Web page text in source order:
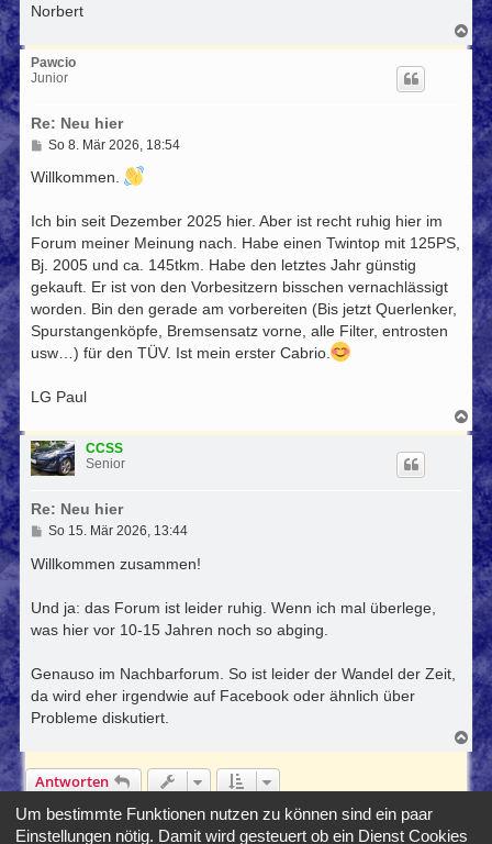
Norbert
N
a
h
o
b
e
n
Pawcio
Junior
Re: Neu hier
B
i
a
So 8. Mär 2026, 18:54
Willkommen.
Ich bin seit Dezember 2025 hier. Aber ist recht ruhig hier im
Forum meiner Meinung nach. Habe einen Twintop mit 125PS,
Bj. 2005 und ca. 145tkm. Habe den letztes Jahr günstig
gekauft. Er ist von den Vorbesitzern bisschen vernachlässigt
worden. Bin den gerade am vorbereiten (Bis jetzt Querlenker,
Spurstangenköpfe, Bremsensatz vorne, alle Filter, entrosten
usw…) für den TÜV. Ist mein erster Cabrio.
LG Paul
a
o
b
e
n
CCSS
Senior
Re: Neu hier
B
i
a
So 15. Mär 2026, 13:44
Willkommen zusammen!
Und ja: das Forum ist leider ruhig. Wenn ich mal überlege,
was hier vor 10-15 Jahren noch so abging.
Genauso im Nachbarforum. So ist leider der Wandel der Zeit,
da wird eher irgendwie auf Facebook oder ähnlich über
Probleme diskutiert.
N
a
c
h
Antworten
4 Beiträge • Seite von
Um bestimmte Funktionen nutzen zu können sind ein paar
Einstellungen nötig. Damit wird gesteuert ob ein Dienst Cookies